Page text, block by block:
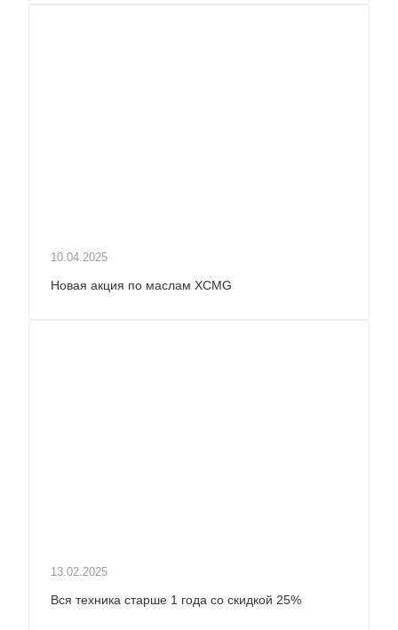
10.04.2025
Новая акция по маслам XCMG
13.02.2025
Вся техника старше 1 года со скидкой 25%